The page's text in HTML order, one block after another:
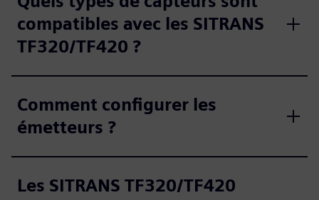
compatibles avec les SITRANS
TF320/TF420 ?
Comment configurer les
émetteurs ?
Les SITRANS TF320/TF420